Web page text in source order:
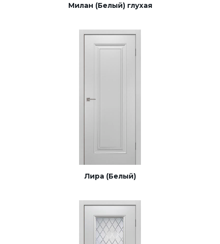
Милан (Белый) глухая
Лира (Белый)